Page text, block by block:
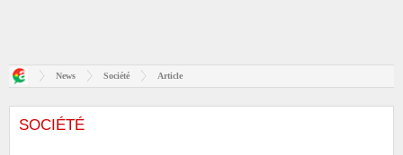
News Société Article
SOCIÉTÉ